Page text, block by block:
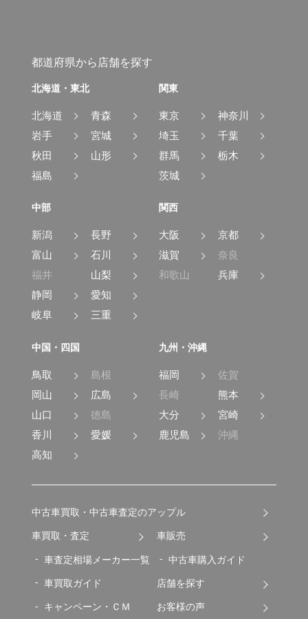
都道府県から店舗を探す
北海道・東北
北海道
青森
岩手
宮城
秋田
山形
福島
関東
東京
神奈川
埼玉
千葉
群馬
栃木
茨城
中部
新潟
長野
富山
石川
福井
山梨
静岡
愛知
岐阜
三重
関西
大阪
京都
滋賀
奈良
和歌山
兵庫
中国・四国
鳥取
島根
岡山
広島
山口
徳島
香川
愛媛
高知
九州・沖縄
福岡
佐賀
長崎
熊本
大分
宮崎
鹿児島
沖縄
中古車買取・中古車査定のアップル
車買取・査定
車査定相場メーカー一覧
車買取ガイド
キャンペーン・ＣＭ
車販売
中古車購入ガイド
店舗を探す
お客様の声